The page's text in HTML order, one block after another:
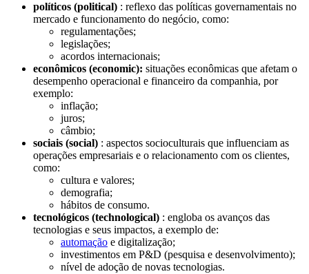
políticos (political) : reflexo das políticas governamentais no
mercado e funcionamento do negócio, como:
regulamentações;
legislações;
acordos internacionais;
econômicos (economic): situações econômicas que afetam o
desempenho operacional e financeiro da companhia, por
exemplo:
inflação;
juros;
câmbio;
sociais (social) : aspectos socioculturais que influenciam as
operações empresariais e o relacionamento com os clientes,
como:
cultura e valores;
demografia;
hábitos de consumo.
tecnológicos (technological) : engloba os avanços das
tecnologias e seus impactos, a exemplo de:
automação e digitalização;
investimentos em P&D (pesquisa e desenvolvimento);
nível de adoção de novas tecnologias.